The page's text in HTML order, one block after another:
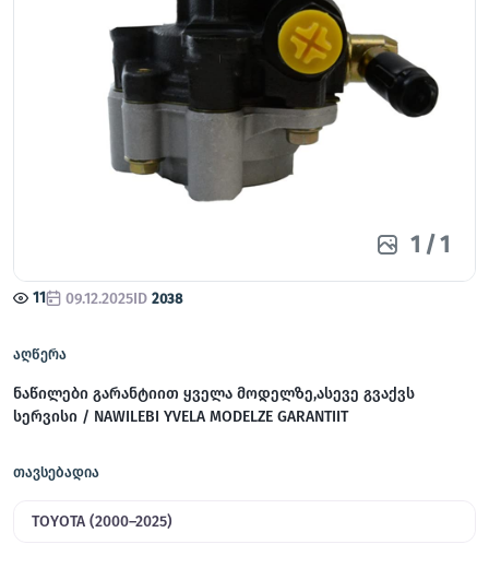
1 /1
11 09.12.2025ID 2038
აღწერა
ნაწილები გარანტიით ყველა მოდელზე,ასევე გვაქვს
სერვისი / NAWILEBI YVELA MODELZE GARANTIIT
თავსებადია
TOYOTA (2000–2025)